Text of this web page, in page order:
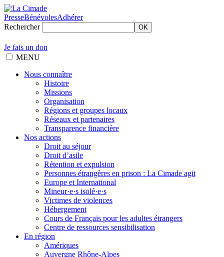
PresseBénévolesAdhérer
Rechercher
OK
Je fais un don
MENU
Nous connaître
Histoire
Missions
Organisation
Régions et groupes locaux
Réseaux et partenaires
Transparence financière
Nos actions
Droit au séjour
Droit d’asile
Rétention et expulsion
Personnes étrangères en prison : La Cimade agit
Europe et International
Mineur·e·s isolé·e·s
Victimes de violences
Hébergement
Cours de Français pour les adultes étrangers
Centre de ressources sensibilisation
En région
Amériques
Auvergne Rhône-Alpes